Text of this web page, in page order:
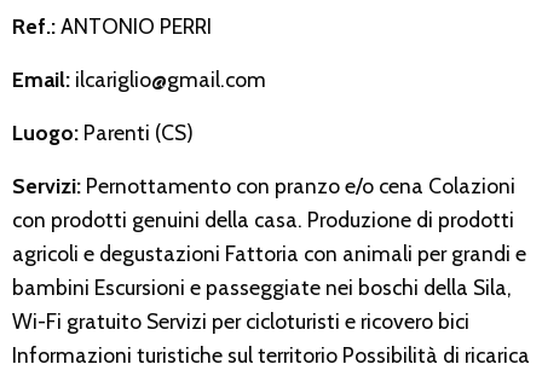
Ref.:ANTONIO PERRI
Email: ilcariglio@gmail.com
Luogo: Parenti (CS)
Servizi: Pernottamento con pranzo e/o cena Colazioni
con prodotti genuini della casa. Produzione di prodotti
agricoli e degustazioni Fattoria con animali per grandi e
bambini Escursioni e passeggiate nei boschi della Sila,
Wi-Fi gratuito Servizi per cicloturisti e ricovero bici
Informazioni turistiche sul territorio Possibilità di ricarica